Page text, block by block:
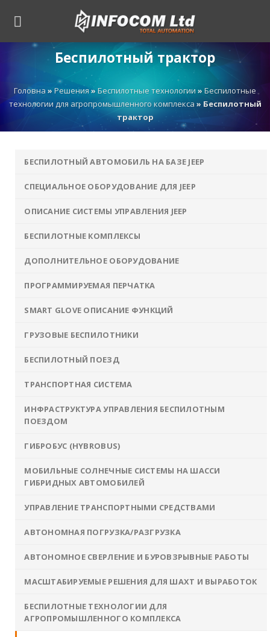
Беспилотный трактор
Головна»Решения»Беспилотные технологии»Беспилотные
технологии для агропромышленного комплекса» Беспилотный
трактор
БЕСПИЛОТНЫЙ АВТОМОБИЛЬ НА БАЗЕ JEEP
СПЕЦИАЛЬНОЕ ОБОРУДОВАНИЕ ДЛЯ JEEP
ОПИСАНИЕ СИСТЕМЫ УПРАВЛЕНИЯ JEEP
БЕСПИЛОТНЫЕ КОМПЛЕКСЫ
ДОПОЛНИТЕЛЬНОЕ ОБОРУДОВАНИЕ
ПРОГРАММИРУЕМАЯ ПЕРЧАТКА
SMART GLOVE ОПИСАНИЕ ФУНКЦИЙ
ГРУЗОВЫЕ БЕСПИЛОТНИКИ
БЕСПИЛОТНЫЙ ПОЕЗД
ТРАНСПОРТНАЯ СИСТЕМА
ИНФРАСТРУКТУРА УПРАВЛЕНИЯ БЕСПИЛОТНЫМ
ПОЕЗДОМ
ГИБРОБУС (HYBROBUS)
МОБИЛЬНЫЕ СОЛНЕЧНЫЕ СИСТЕМЫ НА ШАССИ
ГИБРИДНЫХ АВТОМОБИЛЕЙ
УПРАВЛЕНИЕ ТРАНСПОРТНЫМИ СРЕДСТВАМИ
АВТОНОМНАЯ ПОГРУЗКА/РАЗГРУЗКА
АВТОНОМНОЕ СВЕРЛЕНИЕ И БУРОВЗРЫВНЫЕ РАБОТЫ
МАСШТАБИРУЕМЫЕ РЕШЕНИЯ ДЛЯ ШАХТ И ВЫРАБОТОК
БЕСПИЛОТНЫЕ ТЕХНОЛОГИИ ДЛЯ
АГРОПРОМЫШЛЕННОГО КОМПЛЕКСА